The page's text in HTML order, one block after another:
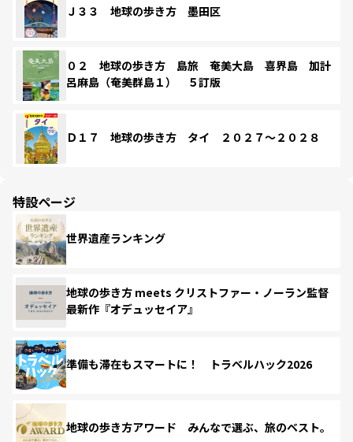
Ｊ３３ 地球の歩き方 墨田区
０２ 地球の歩き方 島旅 奄美大島 喜界島 加計
呂麻島（奄美群島１） ５訂版
Ｄ１７ 地球の歩き方 タイ ２０２７～２０２８
特設ページ
世界遺産ランキング
地球の歩き方 meets クリストファー・ノーラン監督
最新作『オデュッセイア』
準備も滞在もスマートに！ トラベルハック2026
地球の歩き方アワード みんなで選ぶ、旅のベスト。